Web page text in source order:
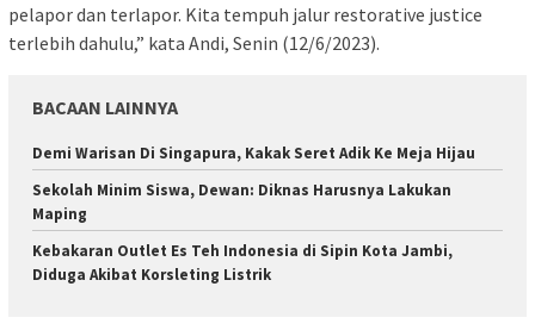
pelapor dan terlapor. Kita tempuh jalur restorative justice
terlebih dahulu,” kata Andi, Senin (12/6/2023).
BACAAN LAINNYA
Demi Warisan Di Singapura, Kakak Seret Adik Ke Meja Hijau
Sekolah Minim Siswa, Dewan: Diknas Harusnya Lakukan
Maping
Kebakaran Outlet Es Teh Indonesia di Sipin Kota Jambi,
Diduga Akibat Korsleting Listrik